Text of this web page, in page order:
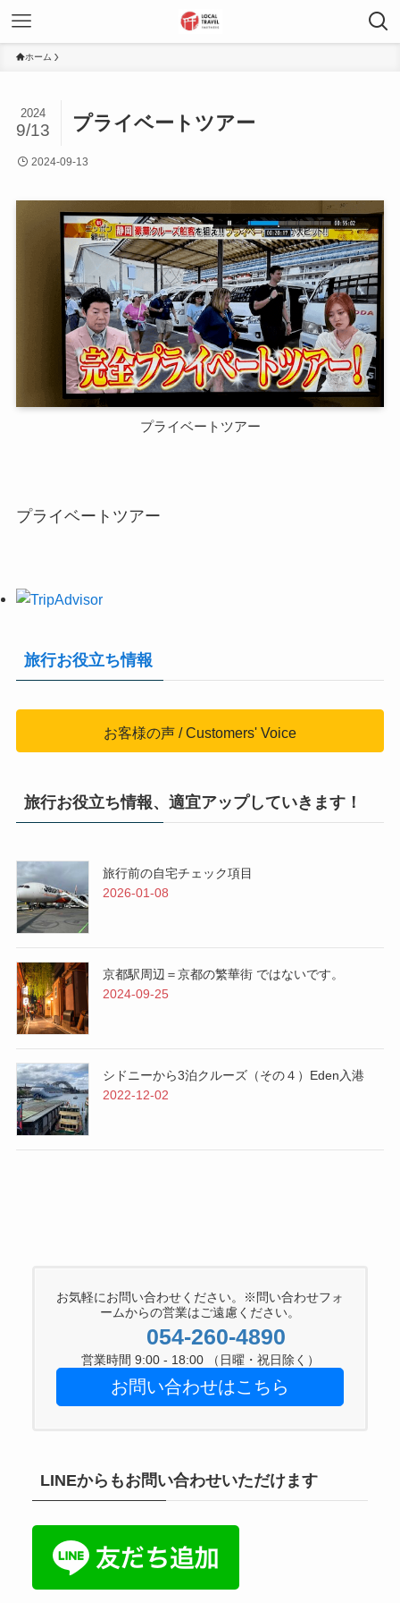
ホーム
プライベートツアー
2024
9/13
2024-09-13
プライベートツアー
プライベートツアー
旅行お役立ち情報
お客様の声 / Customers' Voice
旅行お役立ち情報、適宜アップしていきます！
旅行前の自宅チェック項目
2026-01-08
京都駅周辺＝京都の繁華街 ではないです。
2024-09-25
シドニーから3泊クルーズ（その４）Eden入港
2022-12-02
お気軽にお問い合わせください。※問い合わせフォ
ームからの営業はご遠慮ください。
054-260-4890
営業時間 9:00 - 18:00 （日曜・祝日除く）
お問い合わせはこちら
LINEからもお問い合わせいただけます